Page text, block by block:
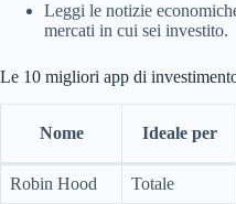
Leggi le notizie
mercati in cui sei investito.
Le 10 migliori app di
Nome Ideale per
Robin Hood Totale